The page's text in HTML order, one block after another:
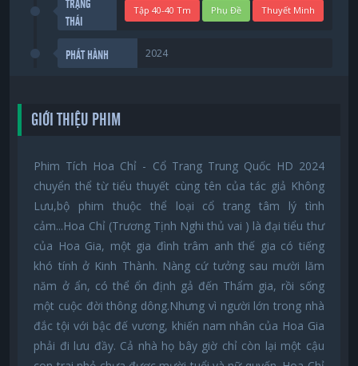
TRẠNG
THÁI
Tập 40-40 Tm Phụ Đề Thuyết Minh
PHÁT HÀNH 2024
GIỚI THIỆU PHIM
Phim Tích Hoa Chỉ - Cổ Trang Trung Quốc HD 2024
chuyển thể từ tiểu thuyết cùng tên của tác giả Không
Lưu,bộ phim thuộc thể loại cổ trang tâm lý tình
cảm...Hoa Chỉ (Trương Tịnh Nghi thủ vai ) là đại tiểu thư
của Hoa Gia, một gia đình trâm anh thế gia có tiếng
khó tính ở Kinh Thành. Nàng cứ tưởng sau mười lăm
năm ở ẩn, có thể ổn định gả đến Thẩm gia, rồi sống
một cuộc đời thông dông.Nhưng vì người lớn trong nhà
đắc tội với bậc đế vương, khiến nam nhân của Hoa Gia
phải đi lưu đầy. Cả nhà họ bây giờ chỉ còn lại một cậu